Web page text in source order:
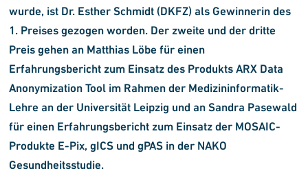
wurde, ist Dr. Esther Schmidt (DKFZ) als Gewinnerin des
1. Preises gezogen worden. Der zweite und der dritte
Preis gehen an Matthias Löbe für einen
Erfahrungsbericht zum Einsatz des Produkts ARX Data
Anonymization Tool im Rahmen der Medizininformatik-
Lehre an der Universität Leipzig und an Sandra Pasewald
für einen Erfahrungsbericht zum Einsatz der MOSAIC-
Produkte E-Pix, gICS und gPAS in der NAKO
Gesundheitsstudie.